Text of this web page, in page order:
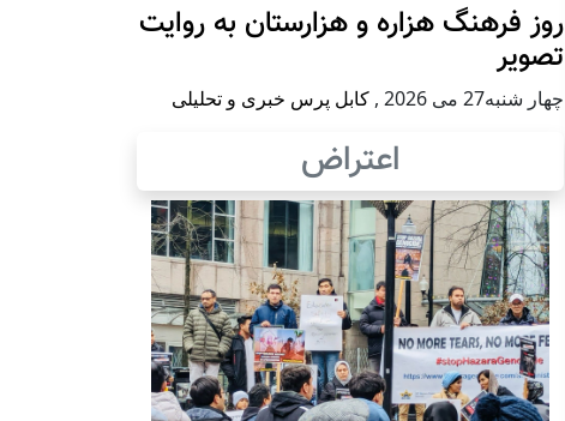
روز فرهنگ هزاره و هزارستان به روایت
تصویر
چهار شنبه27 می 2026 , کابل پرس خبری و تحلیلی
اعتراض